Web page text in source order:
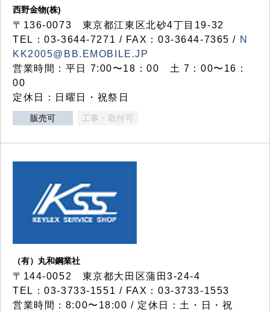
西野金物(株)
〒136-0073 東京都江東区北砂4丁目19-32
TEL：03‐3644‐7271 / FAX：03-3644-7365 / N
KK2005@BB.EMOBILE.JP
営業時間：平日 7:00〜18：00 土 7：00〜16：
00
定休日：日曜日・祝祭日
販売可 工事・取付可
（有）丸和鋼業社
〒144-0052 東京都大田区蒲田3-24-4
TEL：03-3733-1551 / FAX：03-3733-1553
営業時間：8:00〜18:00 / 定休日：土・日・祝